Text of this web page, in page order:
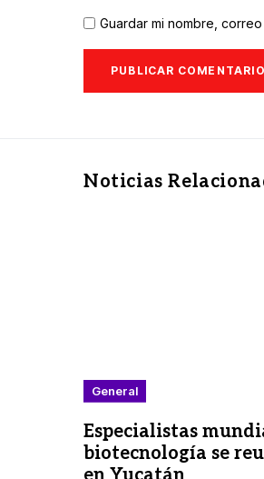
Guardar mi nombre,
Noticias
General
Especialistas
biotecnología se